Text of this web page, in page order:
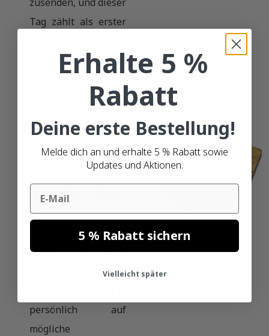
Tag zählt als erster
Bestellen Ihrer
Konfigurator einfach.
Unser automatisches
Dateiprüfungssystem
überprüft immer
mehr als 100 Punkte,
und mit dem Service
Level First Class
prüft unsere DTP-
persönlich auf
mögliche
Erhalte 5 %
Rabatt
Deine erste Bestellung!
Melde dich an und erhalte 5 % Rabatt sowie
Updates und Aktionen.
Email
5 % Rabatt sichern
Vielleicht später